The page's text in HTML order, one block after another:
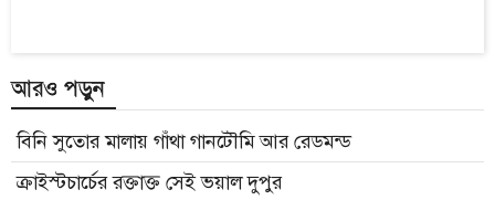
আরও পড়ুন
বিনি সুতোর মালায় গাঁথা গানটৌমি আর রেডমন্ড
ক্রাইস্টচার্চের রক্তাক্ত সেই ভয়াল দুপুর